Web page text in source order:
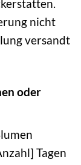
nicht
versandt
oder
Tagen